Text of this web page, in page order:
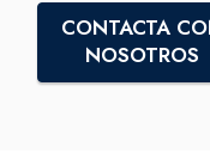
CONTACTA
NOSOTROS